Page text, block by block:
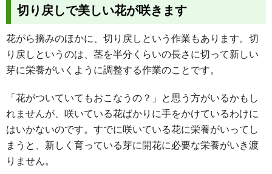
切り戻しで美しい花が咲きます
花がら摘みのほかに、切り戻しという作業もあります。切
り戻しというのは、茎を半分くらいの長さに切って新しい
芽に栄養がいくように調整する作業のことです。
「花がついていてもおこなうの？」と思う方がいるかもし
れませんが、咲いている花ばかりに手をかけているわけに
はいかないのです。すでに咲いている花に栄養がいってし
まうと、新しく育っている芽に開花に必要な栄養がいき渡
りません。